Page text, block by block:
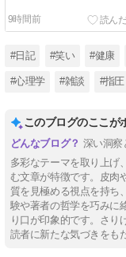
9時間前
#日記 #笑い #健康
#心理学 #雑談 #指圧
このブログのここが
深い洞察
多彩なテーマを取り上げ
む文章が特徴です。皮肉
質を見極める視点を持ち
験や著者の哲学を巧みに
り口が印象的です。さり
読者に新たな気づきをも